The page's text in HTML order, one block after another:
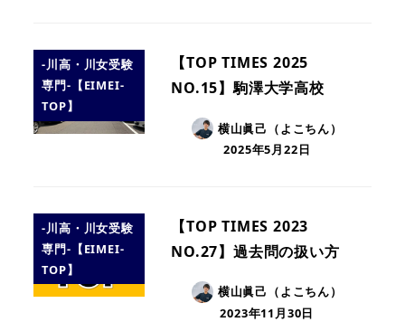
-川高・川女受験
専門-【EIMEI-
TOP】
【TOP TIMES 2025
NO.15】駒澤大学高校
横山眞己（よこちん）
2025年5月22日
-川高・川女受験
専門-【EIMEI-
TOP】
【TOP TIMES 2023
NO.27】過去問の扱い方
横山眞己（よこちん）
2023年11月30日